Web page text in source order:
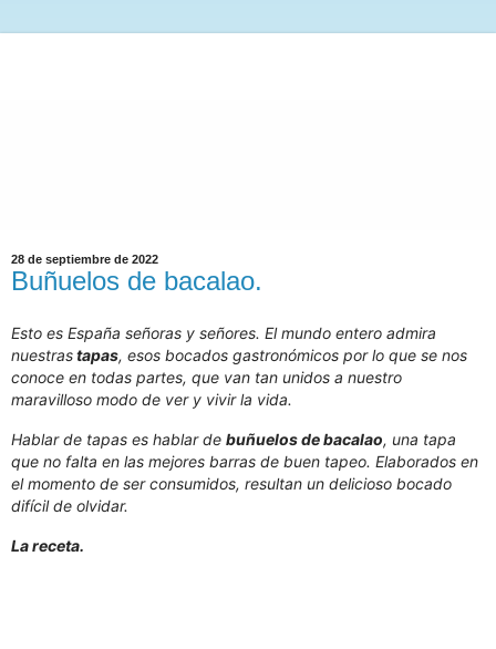
28 de septiembre de 2022
Buñuelos de bacalao.
Esto es España señoras y señores. El mundo entero admira
nuestrastapas, esos bocados gastronómicos por lo que se nos
conoce en todas partes, que van tan unidos a nuestro
maravilloso modo de ver y vivir la vida.
Hablar de tapas es hablar de buñuelos de bacalao, una tapa
que no falta en las mejores barras de buen tapeo. Elaborados en
el momento de ser consumidos, resultan un delicioso bocado
difícil de olvidar.
La receta.